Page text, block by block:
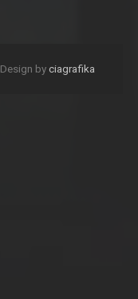
byciagrafika